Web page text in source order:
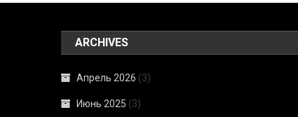
ARCHIVES
Апрель 2026 (3)
Июнь 2025 (3)